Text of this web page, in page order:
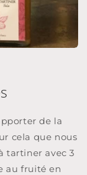
de la
cela que nous
tartiner avec 3
au fruité en